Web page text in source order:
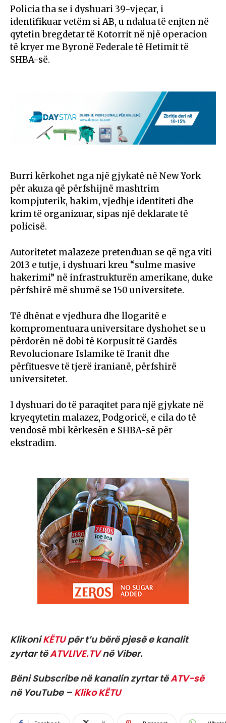
Policia tha se i dyshuari 39-vjeçar, i
identifikuar vetëm si AB, u ndalua të enjten në
qytetin bregdetar të Kotorrit në një operacion
të kryer me Byronë Federale të Hetimit të
SHBA-së.
Burri kërkohet nga një gjykatë në New York
për akuza që përfshijnë mashtrim
kompjuterik, hakim, vjedhje identiteti dhe
krim të organizuar, sipas një deklarate të
policisë.
Autoritetet malazeze pretenduan se që nga viti
2013 e tutje, i dyshuari kreu “sulme masive
hakerimi” në infrastrukturën amerikane, duke
përfshirë më shumë se 150 universitete.
Të dhënat e vjedhura dhe llogaritë e
kompromentuara universitare dyshohet se u
përdorën në dobi të Korpusit të Gardës
Revolucionare Islamike të Iranit dhe
përfituesve të tjerë iranianë, përfshirë
universitetet.
I dyshuari do të paraqitet para një gjykate në
kryeqytetin malazez, Podgoricë, e cila do të
vendosë mbi kërkesën e SHBA-së për
ekstradim.
KlikoniKËTUpër t’u bërë pjesë e kanalit
zyrtar tëATVLIVE.TVnë Viber.
Bëni Subscribe në kanalin zyrtar tëATV-së
në YouTube – Kliko KËTU